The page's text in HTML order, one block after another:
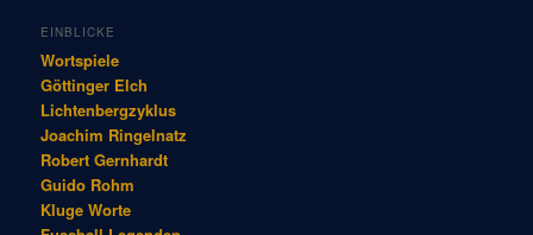
EINBLICKE
Wortspiele
Göttinger Elch
Lichtenbergzyklus
Joachim Ringelnatz
Robert Gernhardt
Guido Rohm
Kluge Worte